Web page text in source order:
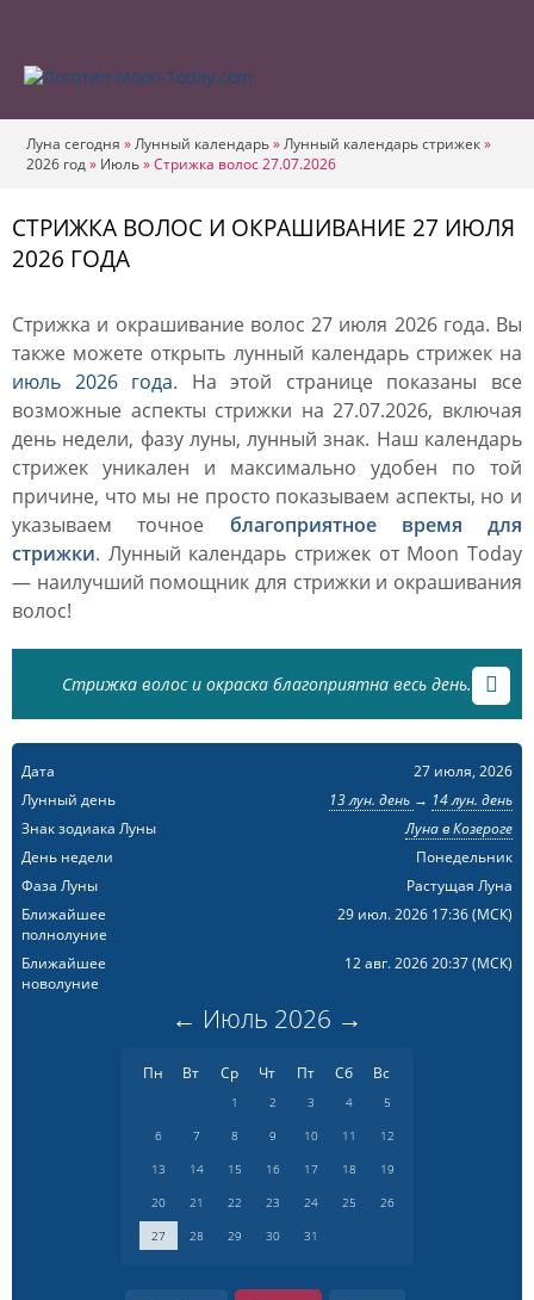
Луна сегодня »Лунный календарь»Лунный календарь стрижек»
2026 год» Июль»Стрижка волос 27.07.2026
СТРИЖКА ВОЛОС И ОКРАШИВАНИЕ 27 ИЮЛЯ
2026 ГОДА
Стрижка и окрашивание волос 27 июля 2026 года. Вы
также можете открыть лунный календарь стрижек на
июль 2026 года. На этой странице показаны все
возможные аспекты стрижки на 27.07.2026, включая
день недели, фазу луны, лунный знак. Наш календарь
стрижек уникален и максимально удобен по той
причине, что мы не просто показываем аспекты, но и
указываем точное благоприятное время для
стрижки. Лунный календарь стрижек от Moon Today
— наилучший помощник для стрижки и окрашивания
волос!
Стрижка волос и окраска благоприятна весь день.
Дата
27 июля, 2026
Лунный день
13 лун. день → 14 лун. день
Знак зодиака Луны
Луна в Козероге
День недели
Понедельник
Фаза Луны
Растущая Луна
Ближайшее
полнолуние
29 июл. 2026 17:36(МСК)
Ближайшее
новолуние
12 авг. 2026 20:37(МСК)
← Июль 2026 →
Пн Вт Ср Чт Пт Сб Вс
1 2 3 4
5
6
7 8 9 10 11
12
13
14 15 16 17 18
19
20
21 22 23 24 25
26
27
28 29 30 31